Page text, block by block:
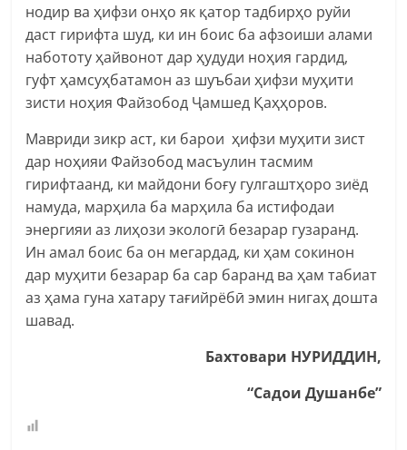
нодир ва ҳифзи онҳо як қатор тадбирҳо руйи
даст гирифта шуд, ки ин боис ба афзоиши алами
набототу ҳайвонот дар ҳудуди ноҳия гардид,
гуфт ҳамсуҳбатамон аз шуъбаи ҳифзи муҳити
зисти ноҳия Файзобод Ҷамшед Қаҳҳоров.
Мавриди зикр аст, ки барои ҳифзи муҳити зист
дар ноҳияи Файзобод масъулин тасмим
гирифтаанд, ки майдони боғу гулгаштҳоро зиёд
намуда, марҳила ба марҳила ба истифодаи
энергияи аз лиҳози экологӣ безарар гузаранд.
Ин амал боис ба он мегардад, ки ҳам сокинон
дар муҳити безарар ба сар баранд ва ҳам табиат
аз ҳама гуна хатару тағийрёбӣ эмин нигаҳ дошта
шавад.
Бахтовари НУРИДДИН,
“Садои Душанбе”